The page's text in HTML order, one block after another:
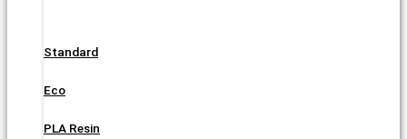
Standard
Eco
PLA Resin